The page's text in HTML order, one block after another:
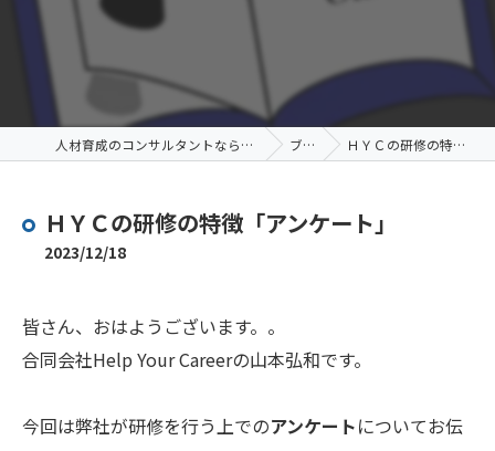
人材育成のコンサルタントなら合同会社Help Your Career ブログ ＨＹＣの研修の特徴「アンケート」
ＨＹＣの研修の特徴「アンケート」
2023/12/18
皆さん、おはようございます。。
合同会社Help Your Careerの山本弘和です。
今回は弊社が研修を行う上でのアンケートについてお伝